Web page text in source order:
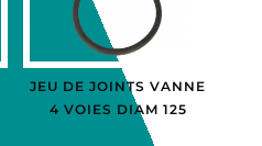
JEU DE JOINTS VANNE
4 VOIES DIAM 125